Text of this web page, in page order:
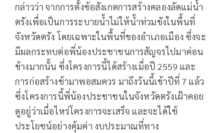
กล่าวว่า จากการตั้งข้อสังเกตการสร้างคลองลัดแม่น้ำ
ตรังเพื่อเป็นการระบายน้ำไม่ให้น้ำท่วมขังในพื้นที่
จังหวัดตรัง โดยเฉพาะในพื้นที่ของอำเภอเมือง ซึ่งจะ
มีผลกระทบต่อพี่น้องประชาชนการสัญจรไปมาค่อน
ข้างมากนั้น ซึ่งโครงการนี้ได้สร้างเมื่อปี 2559 และ
การก่อสร้างช้ามาพอสมควร มาถึงวันนี้เข้าปีที่ 7 แล้ว
ซึ่งโครงการนี้พี่น้องประชาชนในจังหวัดตรังเฝ้าคอย
ดูอยู่ว่าเมื่อไหร่โครงการจะเสร็จ และจะได้ใช้
ประโยชน์อย่างคุ้มค่า งบประมาณที่ทาง